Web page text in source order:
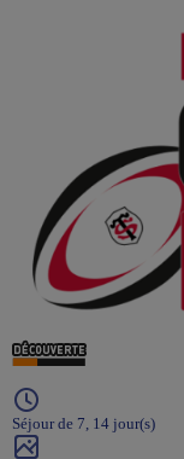
Planète Aventures
rassemblement
plupart des
Un autocar amènera
camping (selon la
Quelques consignes
Préparer le
Séjour de 7, 14 jour(s)